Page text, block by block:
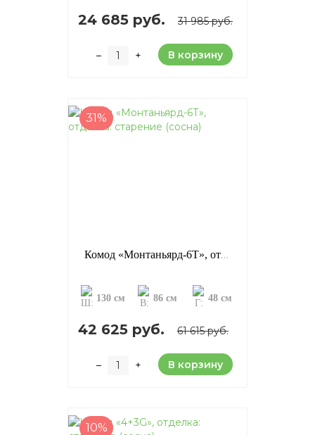
24 685 руб. 31 985 руб.
– + В корзину
31%
Комод «Монтаньярд-6Т», отделка: старение (сосна)
130 см 86 см 48 см
42 625 руб. 61 615 руб.
– + В корзину
10%